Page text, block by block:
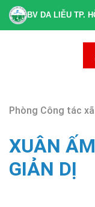
BV DA LIỄU TP.
Phòng Công tác
XUÂN
GIẢN DỊ